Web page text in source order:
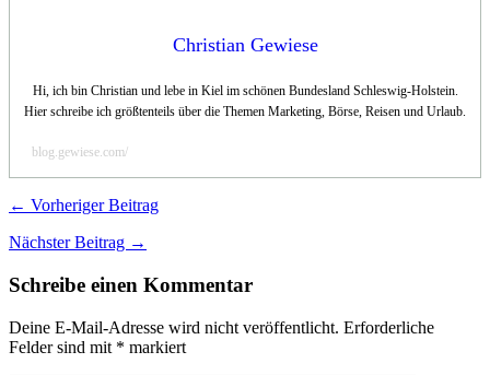
Christian Gewiese
Hi, ich bin Christian und lebe in Kiel im schönen Bundesland Schleswig-Holstein.
Hier schreibe ich größtenteils über die Themen Marketing, Börse, Reisen und Urlaub.
blog.gewiese.com/
← Vorheriger Beitrag
Nächster Beitrag →
Schreibe einen Kommentar
Deine E-Mail-Adresse wird nicht veröffentlicht. Erforderliche
Felder sind mit * markiert